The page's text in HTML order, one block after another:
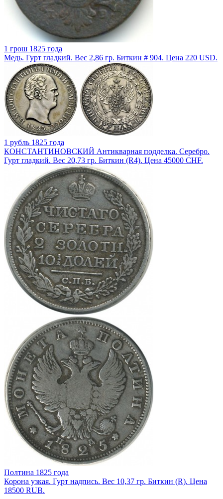
1 грош 1825 года
Медь. Гурт гладкий. Вес 2,86 гр. Биткин # 904. Цена 220 USD.
1 рубль 1825 года
КОНСТАНТИНОВСКИЙ Антикварная подделка. Серебро.
Гурт гладкий. Вес 20,73 гр. Биткин (R4). Цена 45000 CHF.
Полтина 1825 года
Корона узкая. Гурт надпись. Вес 10,37 гр. Биткин (R). Цена
18500 RUB.